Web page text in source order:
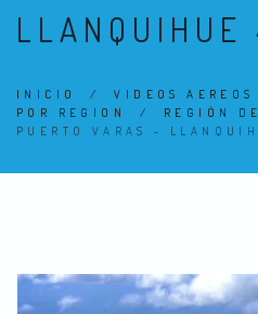
LLANQUIHUE
INICIO /VIDEOS AEREOS
POR REGION
/ REGIÓN
PUERTO VARAS -